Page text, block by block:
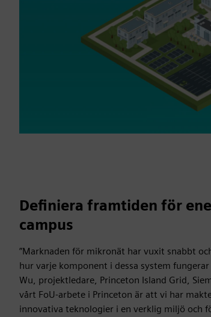
Definiera framtiden för
campus
”Marknaden för mikronät har vuxit snabbt
hur varje komponent i dessa system
Wu, projektledare, Princeton Island Grid,
vårt FoU-arbete i Princeton är att vi har
innovativa teknologier i en verklig miljö och